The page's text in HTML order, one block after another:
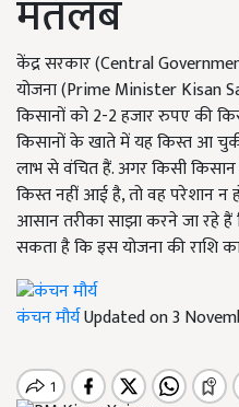
मतलब
केंद्र सरकार (Central
योजना (Prime Minister Kisan
किसानों को 2-2 हजार रुपए की
किसानों के खाते में यह किस्त आ
लाभ से वंचित हैं. अगर किसी
किस्त नहीं आई है, तो वह परेशान
आसान तरीका साझा करने जा रहे
सकता है कि इस योजना की राशि
कंचन मौर्यUpdated on 3